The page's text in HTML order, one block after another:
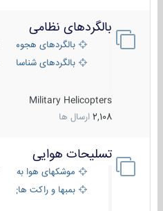
بالگردهای نظامی
بالگردهای هجومی
بالگردهای شناسایی
Military Helicopters
2,108 ارسال ها
تسلیحات هوایی
موشکهای هوا به هوا
بمبها و راکت های هوایی